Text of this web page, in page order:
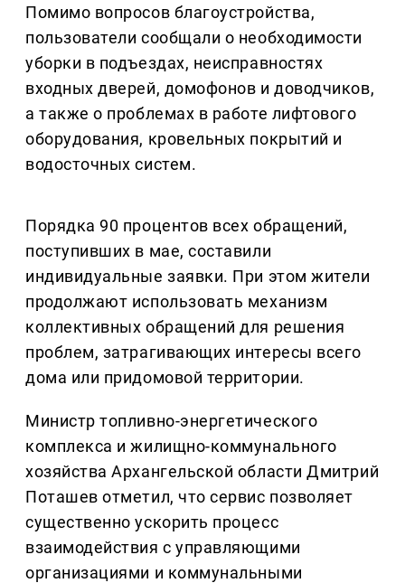
Помимо вопросов благоустройства,
пользователи сообщали о необходимости
уборки в подъездах, неисправностях
входных дверей, домофонов и доводчиков,
а также о проблемах в работе лифтового
оборудования, кровельных покрытий и
водосточных систем.
Порядка 90 процентов всех обращений,
поступивших в мае, составили
индивидуальные заявки. При этом жители
продолжают использовать механизм
коллективных обращений для решения
проблем, затрагивающих интересы всего
дома или придомовой территории.
Министр топливно-энергетического
комплекса и жилищно-коммунального
хозяйства Архангельской области Дмитрий
Поташев отметил, что сервис позволяет
существенно ускорить процесс
взаимодействия с управляющими
организациями и коммунальными